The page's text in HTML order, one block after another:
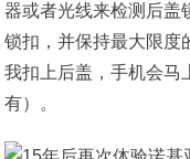
器或者光线来检测后盖
锁扣，并保持最大限度
我扣上后盖，手机会马
有）。